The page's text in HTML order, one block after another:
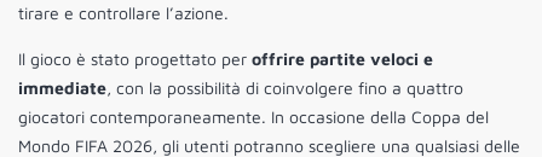
tirare e controllare l’azione.
Il gioco è stato progettato per offrire partite veloci e
immediate, con la possibilità di coinvolgere fino a quattro
giocatori contemporaneamente. In occasione della Coppa del
Mondo FIFA 2026, gli utenti potranno scegliere una qualsiasi delle